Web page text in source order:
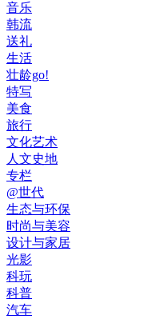
音乐
韩流
送礼
生活
壮龄go!
特写
美食
旅行
文化艺术
人文史地
专栏
@世代
生态与环保
时尚与美容
设计与家居
光影
科玩
科普
汽车